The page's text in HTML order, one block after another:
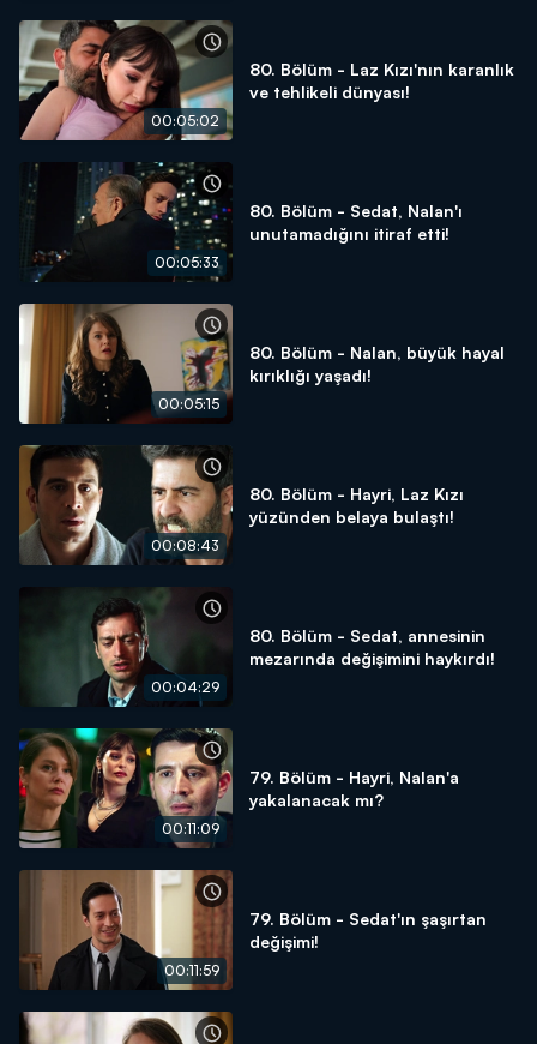
00:05:02
80. Bölüm - Laz Kızı'nın karanlık
ve tehlikeli dünyası!
00:05:33
80. Bölüm - Sedat, Nalan'ı
unutamadığını itiraf etti!
00:05:15
80. Bölüm - Nalan, büyük hayal
kırıklığı yaşadı!
00:08:43
80. Bölüm - Hayri, Laz Kızı
yüzünden belaya bulaştı!
00:04:29
80. Bölüm - Sedat, annesinin
mezarında değişimini haykırdı!
00:11:09
79. Bölüm - Hayri, Nalan'a
yakalanacak mı?
00:11:59
79. Bölüm - Sedat'ın şaşırtan
değişimi!